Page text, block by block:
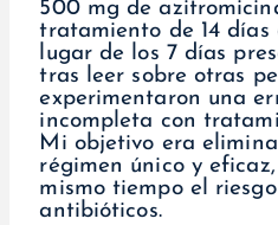
500 mg de
tratamiento de 14 días
lugar de los 7 días
tras leer sobre otras
experimentaron una
incompleta con
Mi objetivo era
régimen único y
mismo tiempo el
antibióticos.